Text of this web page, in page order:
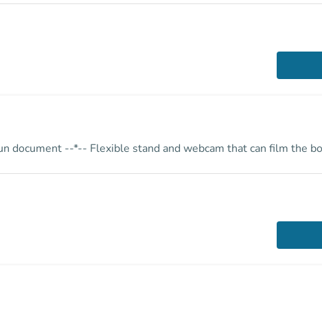
document --*-- Flexible stand and webcam that can film the